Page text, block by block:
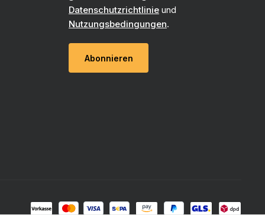
Datenschutzrichtlinie und
Nutzungsbedingungen.
Abonnieren